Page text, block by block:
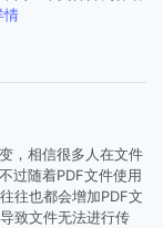
情
，相信很多人在文件
过随着PDF文件使用
往也都会增加PDF文
致文件无法进行传